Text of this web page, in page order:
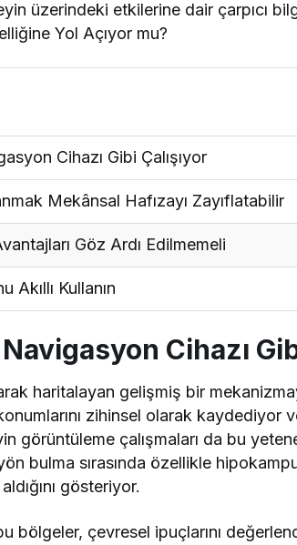
üzerindeki etkilerine dair çarpıcı
Yol Açıyor mu?
Cihazı Gibi Çalışıyor
Mekânsal Hafızayı Zayıflatabilir
Göz Ardı Edilmemeli
Akıllı Kullanın
Cihazı
haritalayan gelişmiş bir
zihinsel olarak kaydediyor
görüntüleme çalışmaları da bu
bulma sırasında özellikle
gösteriyor.
bölgeler, çevresel ipuçlarını